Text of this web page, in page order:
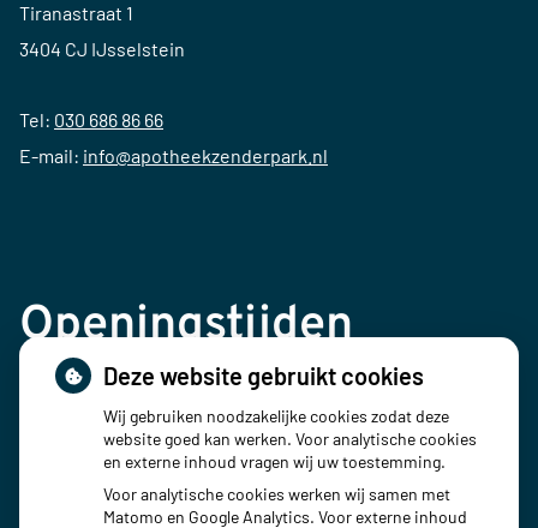
Tiranastraat 1
3404 CJ IJsselstein
Tel: 030 686 86 66
E-mail: info@apotheekzenderpark.nl
Openingstijden
Maandag:
08:00 - 18:00
08:00 - 18:00
Woensdag:
08:00 - 18:00
08:00 - 18:00
08:00 - 18:00
Deze website gebruikt cookies
Wij gebruiken noodzakelijke cookies zodat deze
website goed kan werken. Voor analytische cookies
en externe inhoud vragen wij uw toestemming.
Voor analytische cookies werken wij samen met
Matomo en Google Analytics. Voor externe inhoud